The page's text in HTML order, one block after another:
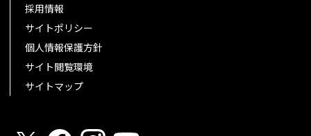
採用情報
サイトポリシー
個人情報保護方針
サイト閲覧環境
サイトマップ